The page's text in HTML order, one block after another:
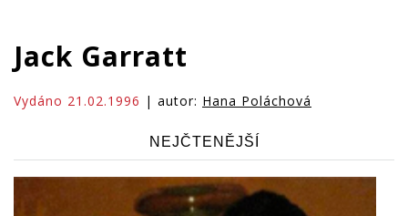
Jack Garratt
Vydáno 21.02.1996 | autor: Hana Poláchová
NEJČTENĚJŠÍ